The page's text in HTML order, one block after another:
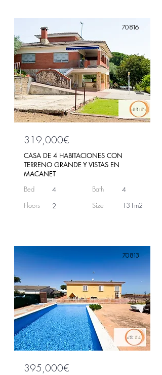
70816
319,000€
CASA DE 4 HABITACIONES CON
TERRENO GRANDE Y VISTAS EN
MACANET
Bed
4
Floors
2
Bath
Size
4
131m2
70813
395,000€